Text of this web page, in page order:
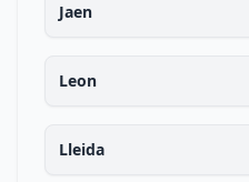
Jaen
Leon
Lleida